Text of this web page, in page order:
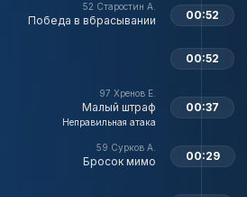
52 Старостин А.
Победа в вбрасывании 00:52
00:52
97 Хренов Е.
Малый штраф
Неправильная атака
00:37
59 Сурков А.
Бросок мимо 00:29